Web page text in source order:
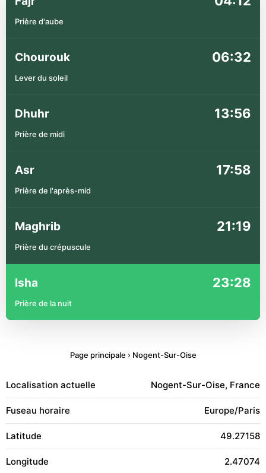
Prière d'aube
Chourouk 06:32
Lever du soleil
Dhuhr 13:56
Prière de midi
Asr 17:58
Prière de l'après-mid
Maghrib 21:19
Prière du crépuscule
Isha 23:28
Prière de la nuit
Page principale › Nogent-Sur-Oise
Localisation actuelle Nogent-Sur-Oise, France
Fuseau horaire Europe/Paris
Latitude 49.27158
Longitude 2.47074